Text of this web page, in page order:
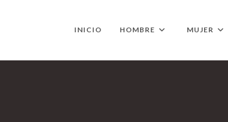
INICIO HOMBRE MUJER